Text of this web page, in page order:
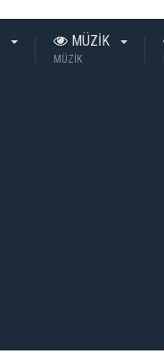
MÜZİK
MÜZİK